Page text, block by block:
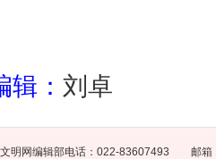
辑：刘卓
文明网编辑部电话：022-83607493 邮箱